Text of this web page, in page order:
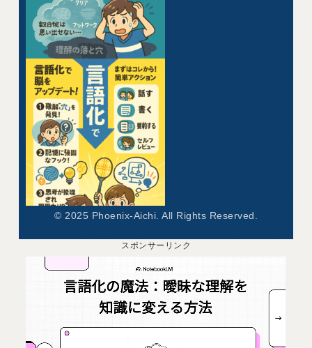
© 2025 Phoenix-Aichi. All Rights Reserved.
スポンサーリンク